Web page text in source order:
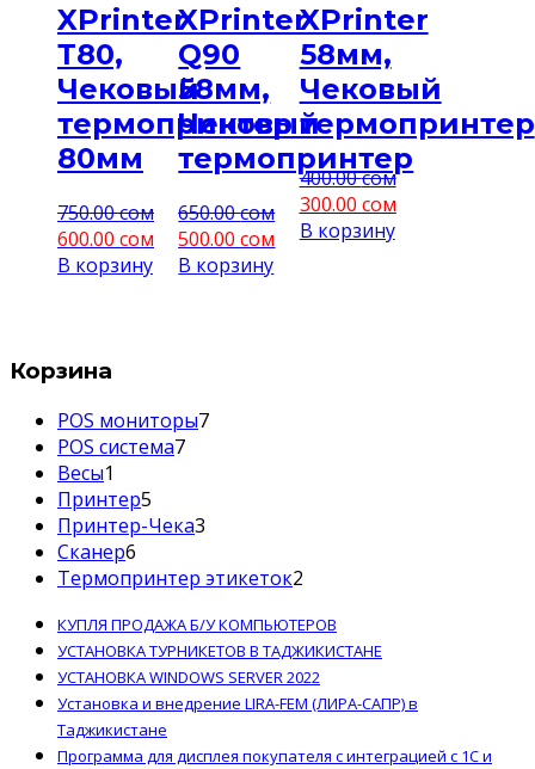
XPrinter
Т80,
Чековый
термопринтер
80мм
750.00сом
600.00 сом
В корзину
XPrinter
Q90
58мм,
Чековый
термопринтер
650.00сом
500.00сом
В корзину
XPrinter
58мм,
Чековый
термопринтер
400.00сом
300.00 сом
В корзину
Корзина
POS мониторы77
POS система77
Весы1
товар
Принтер5
товаров
Принтер-Чека3
Сканер6
товаров
Термопринтер этикеток2
КУПЛЯ ПРОДАЖА Б/У КОМПЬЮТЕРОВ
УСТАНОВКА ТУРНИКЕТОВ В ТАДЖИКИСТАНЕ
УСТАНОВКА WINDOWS SERVER 2022
Установка и внедрение LIRA-FEM (ЛИРА-САПР) в
Таджикистане
Программа для дисплея покупателя с интеграцией с 1С и